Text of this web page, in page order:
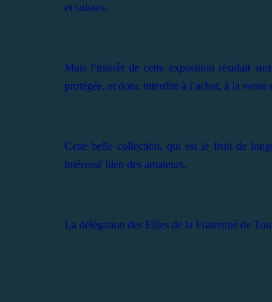
et suisses.
Mais l’intérêt de cette exposition résidait
protégée, et donc interdite à l’achat, à la vente
Cette belle collection, qui est le fruit de
intéressé bien des amateurs.
La délégation des Filles de la Fraternité de